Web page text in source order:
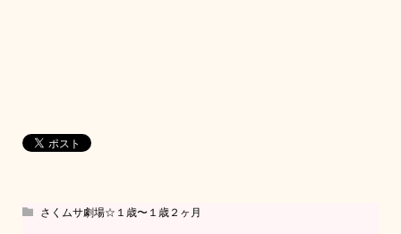
さくムサ劇場☆１歳〜１歳２ヶ月